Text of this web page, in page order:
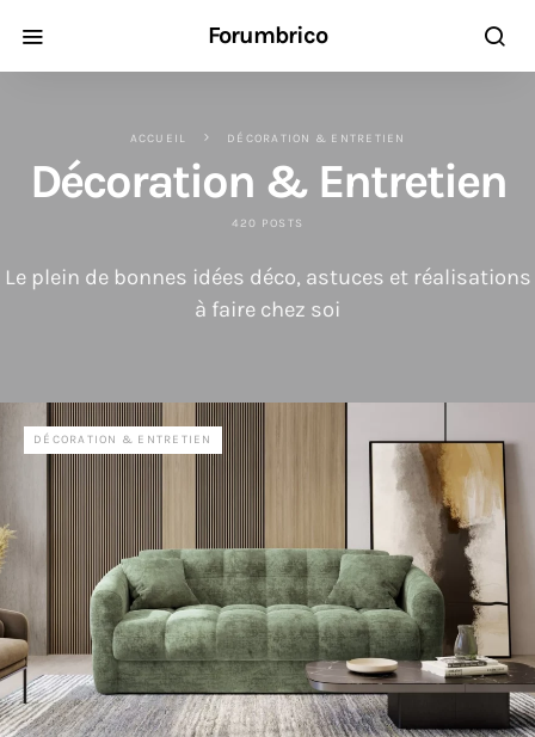
Forumbrico
ACCUEIL DÉCORATION & ENTRETIEN
Décoration & Entretien
420 POSTS
Le plein de bonnes idées déco, astuces et réalisations
à faire chez soi
DÉCORATION & ENTRETIEN